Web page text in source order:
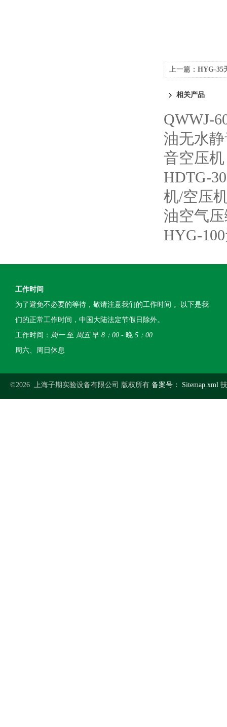
上一篇： HYG-35
相关产品
QWWJ-
油无水
音空压
HDTG-
机/空压
油空气
HYG-
工作时间
为了避免不必要的等待，敬请注意我们的工作时间 。以下是我
们的正常工作时间，中国大陆法定节假日除外。
工作时间： 周一至 周五早 8：00 - 晚 5：00
周六、周日休息
©2026 上海子期实验设备有限公司 版权所有 备案号： Sitemap.xml